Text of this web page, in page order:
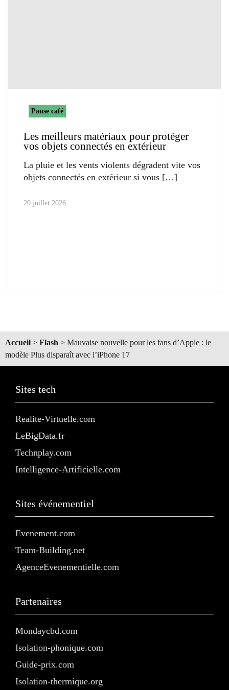
Pause café
Les meilleurs matériaux pour protéger
vos objets connectés en extérieur
La pluie et les vents violents dégradent vite vos
objets connectés en extérieur si vous
20 juillet 2026
Accueil > Flash > Mauvaise nouvelle pour les fans d’Apple : le
modèle Plus disparaît avec l’iPhone 17
Sites tech
Realite-Virtuelle.com
LeBigData.fr
Technplay.com
Intelligence-Artificielle.com
Sites événementiel
Evenement.com
Team-Building.net
AgenceEvenementielle.com
Partenaires
Mondaycbd.com
Isolation-phonique.com
Guide-prix.com
Isolation-thermique.org